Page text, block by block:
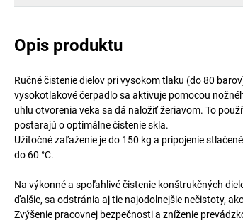
Opis produktu
Ručné čistenie dielov pri vysokom tlaku (do 80
vysokotlakové čerpadlo sa aktivuje pomocou
uhlu otvorenia veka sa dá naložiť žeriavom. To
postarajú o optimálne čistenie skla.
Užitočné zaťaženie je do 150 kg a pripojenie
do 60 °C.
Na výkonné a spoľahlivé čistenie konštrukčných
ďalšie, sa odstránia aj tie najodolnejšie nečistoty,
Zvýšenie pracovnej bezpečnosti a zníženie